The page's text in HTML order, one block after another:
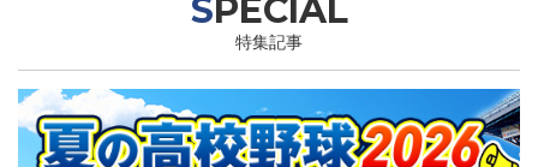
SPECIAL
特集記事